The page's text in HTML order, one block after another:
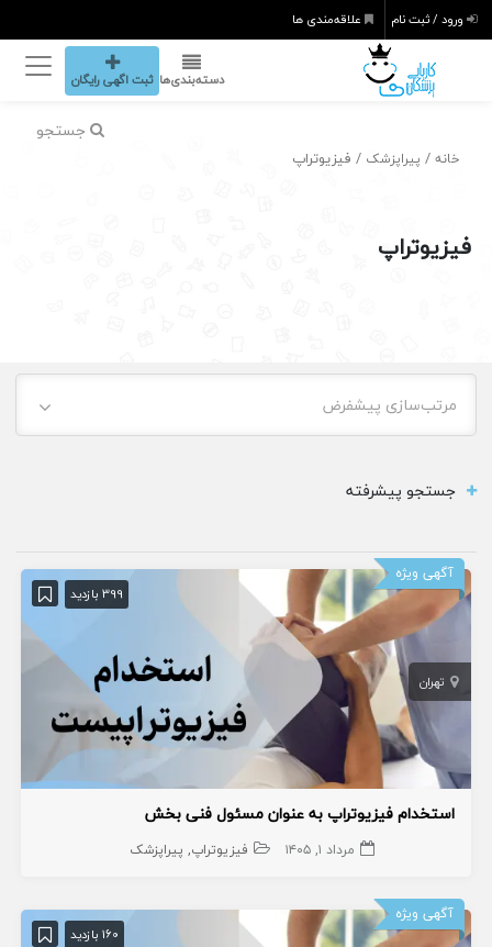
ورود / ثبت نام علاقه‌مندی ها
دسته‌بندی‌ها ثبت اگهی رایگان
جستجو
خانه / پیراپزشک / فیزیوتراپ
فیزیوتراپ
مرتب‌سازی پیشفرض
جستجو پیشرفته
آگهی ویژه
399 بازدید
تهران
استخدام فیزیوتراپ به عنوان مسئول فنی بخش
مرداد ۱, ۱۴۰۵ فیزیوتراپ پیراپزشک
آگهی ویژه
160 بازدید